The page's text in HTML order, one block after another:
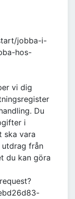
jobba-i-
hos-
vi dig
Du
i
ska vara
från
du kan göra